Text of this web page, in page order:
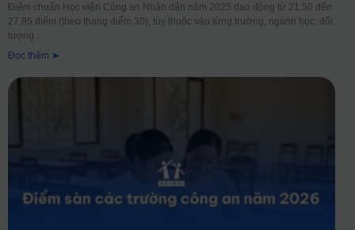
Điểm chuẩn Học viện Công an Nhân dân năm 2025 dao động từ 21,50 đến
27,85 điểm (theo thang điểm 30), tùy thuộc vào từng trường, ngành học, đối
tượng
Đọc thêm ➤